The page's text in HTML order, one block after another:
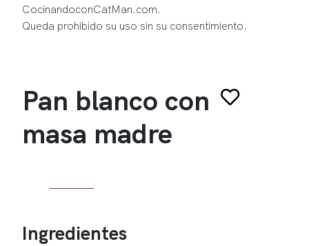
CocinandoconCatMan.com.
Queda prohibido su uso sin su consentimiento.
Pan blanco con
masa madre
Ingredientes